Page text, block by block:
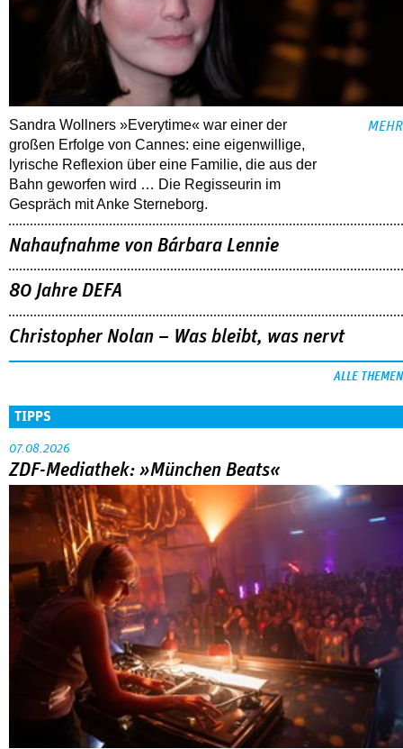
großen Erfolge von Cannes: eine eigenwillige,
lyrische Reflexion über eine ­Familie, die aus der
Bahn geworfen wird … Die Regisseurin im
Gespräch mit Anke Sterneborg.
Nahaufnahme von Bárbara Lennie
80 Jahre DEFA
Christopher Nolan – Was bleibt, was nervt
TIPPS
07.08.2026
ZDF-Mediathek: »München Beats«
Eine junge DJ und die Münchner Technoszene der
90er: Der Vierteiler verbindet Zeitgeschichte mit
Coming-of-Age.
MEHR
Buch-Tipp: AugenBlick – Ein Gespräch mit
Dominik Graf